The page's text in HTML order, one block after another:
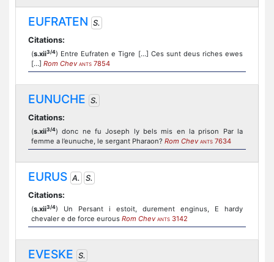
EUFRATEN S.
Citations:
(s.xii3/4) Entre Eufraten e Tigre […] Ces sunt deus riches ewes
[…] Rom Chev ANTS 7854
EUNUCHE S.
Citations:
(s.xii3/4) donc ne fu Joseph ly bels mis en la prison Par la
femme a l’eunuche, le sergant Pharaon? Rom Chev ANTS 7634
EURUS A.
S.
Citations:
(s.xii3/4) Un Persant i estoit, durement enginus, E hardy
chevaler e de force eurous Rom Chev ANTS 3142
EVESKE S.